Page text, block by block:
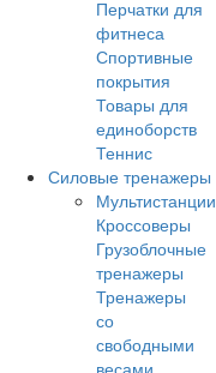
Перчатки для
фитнеса
Спортивные
покрытия
Товары для
единоборств
Теннис
Силовые тренажеры
Мультистанции
Кроссоверы
Грузоблочные
тренажеры
Тренажеры
со
свободными
весами